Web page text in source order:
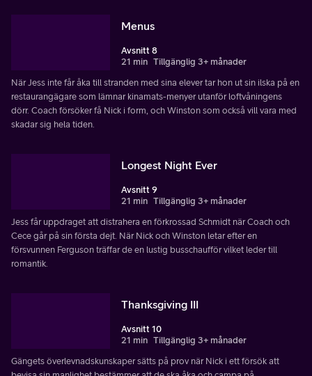
Menus
Avsnitt 8
21 min Tillgänglig 3+ månader
När Jess inte får åka till stranden med sina elever tar hon ut sin ilska på en
restaurangägare som lämnar kinamats-menyer utanför loftvåningens
dörr. Coach försöker få Nick i form, och Winston som också vill vara med
skadar sig hela tiden.
Longest Night Ever
Avsnitt 9
21 min Tillgänglig 3+ månader
Jess får uppdraget att distrahera en förkrossad Schmidt när Coach och
Cece går på sin första dejt. När Nick och Winston letar efter en
försvunnen Ferguson träffar de en lustig busschaufför vilket leder till
romantik.
Thanksgiving III
Avsnitt 10
21 min Tillgänglig 3+ månader
Gängets överlevnadskunskaper sätts på prov när Nick i ett försök att